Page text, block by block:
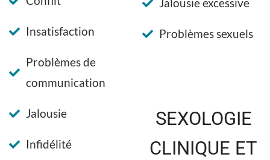
Insatisfaction
Problèmes de
communication
Jalousie
Infidélité
Problèmes sexuels
SEXOLOGIE
CLINIQUE ET